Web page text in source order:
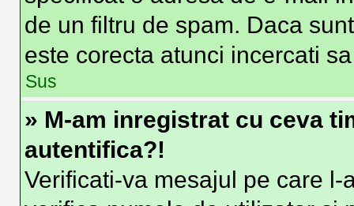
de un filtru de spam. Daca
este corecta atunci incercati
Sus
» M-am inregistrat cu ceva
autentifica?!
Verificati-va mesajul pe care